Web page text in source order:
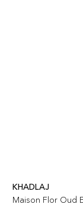
KHADLAJ
Maison Flor Oud